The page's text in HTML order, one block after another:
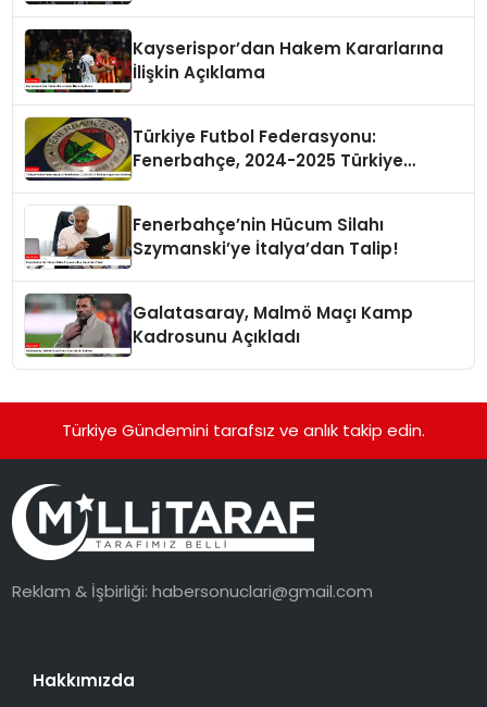
Kayserispor’dan Hakem Kararlarına
İlişkin Açıklama
Türkiye Futbol Federasyonu:
Fenerbahçe, 2024-2025 Türkiye
Fenerbahçe’nin Hücum Silahı
Szymanski’ye İtalya’dan Talip!
Galatasaray, Malmö Maçı Kamp
Kadrosunu Açıkladı
Türkiye Gündemini tarafsız ve anlık takip edin.
Reklam & İşbirliği:habersonuclari@gmail.com
Hakkımızda